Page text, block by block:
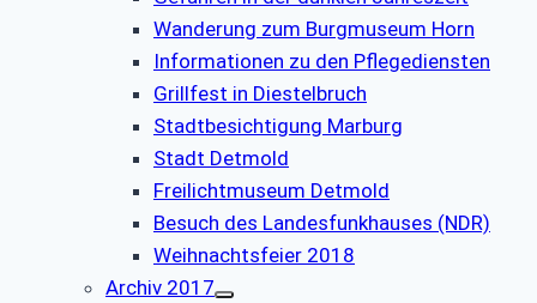
Wanderung zum Burgmuseum Horn
Informationen zu den Pflegediensten
Grillfest in Diestelbruch
Stadtbesichtigung Marburg
Stadt Detmold
Freilichtmuseum Detmold
Besuch des Landesfunkhauses (NDR)
Weihnachtsfeier 2018
Archiv 2017